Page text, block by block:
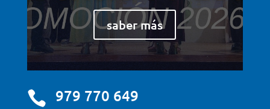
saber más
 979 770 649